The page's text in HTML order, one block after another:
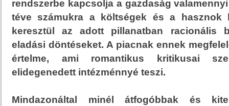
rendszerbe kapcsolja a gazdaság
téve számukra a költségek és a hasznok
keresztül az adott pillanatban racionális
eladási döntéseket. A piacnak ennek
értelme, ami romantikus kritikusai
elidegenedett intézménnyé teszi.
Mindazonáltal minél átfogóbbak és